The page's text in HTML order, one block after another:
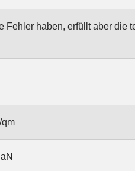
Fehler haben, erfüllt aber die